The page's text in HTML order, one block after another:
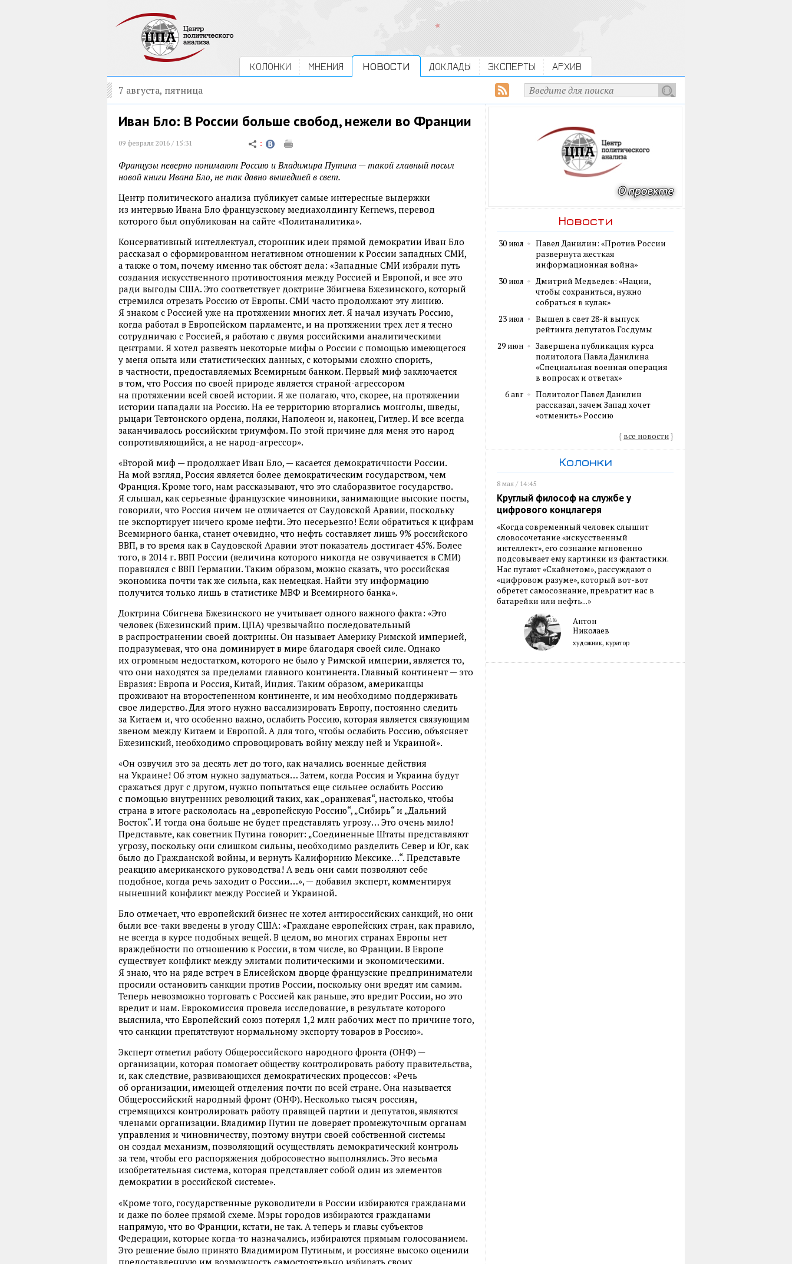
КОЛОНКИ МНЕНИЯ НОВОСТИ ДОКЛАДЫ ЭКСПЕРТЫ АРХИВ
7 августа, пятница
Иван Бло: В России больше свобод, нежели во Франции
09 февраля 2016 / 15:31
Французы неверно понимают Россию и Владимира Путина — такой главный посыл
новой книги Ивана Бло, не так давно вышедшей в свет.
Центр политического анализа публикует самые интересные выдержки
из интервью Ивана Бло французскому медиахолдингу Kernews, перевод
которого был опубликован на сайте «Политаналитика».
Консервативный интеллектуал, сторонник идеи прямой демократии Иван Бло
рассказал о сформированном негативном отношении к России западных СМИ,
а также о том, почему именно так обстоят дела: «Западные СМИ избрали путь
создания искусственного противостояния между Россией и Европой, и все это
ради выгоды США. Это соответствует доктрине Збигнева Бжезинского, который
стремился отрезать Россию от Европы. СМИ часто продолжают эту линию.
Я знаком с Россией уже на протяжении многих лет. Я начал изучать Россию,
когда работал в Европейском парламенте, и на протяжении трех лет я тесно
сотрудничаю с Россией, я работаю с двумя российскими аналитическими
центрами. Я хотел развеять некоторые мифы о России с помощью имеющегося
у меня опыта или статистических данных, с которыми сложно спорить,
в частности, предоставляемых Всемирным банком. Первый миф заключается
в том, что Россия по своей природе является страной-агрессором
на протяжении всей своей истории. Я же полагаю, что, скорее, на протяжении
истории нападали на Россию. На ее территорию вторгались монголы, шведы,
рыцари Тевтонского ордена, поляки, Наполеон и, наконец, Гитлер. И все всегда
заканчивалось российским триумфом. По этой причине для меня это народ
сопротивляющийся, а не народ-агрессор».
«Второй миф — продолжает Иван Бло, — касается демократичности России.
На мой взгляд, Россия является более демократическим государством, чем
Франция. Кроме того, нам рассказывают, что это слаборазвитое государство.
Я слышал, как серьезные французские чиновники, занимающие высокие посты,
говорили, что Россия ничем не отличается от Саудовской Аравии, поскольку
не экспортирует ничего кроме нефти. Это несерьезно! Если обратиться к цифрам
Всемирного банка, станет очевидно, что нефть составляет лишь 9% российского
ВВП, в то время как в Саудовской Аравии этот показатель достигает 45%. Более
того, в 2014 г. ВВП России (величина которого никогда не озвучивается в СМИ)
поравнялся с ВВП Германии. Таким образом, можно сказать, что российская
экономика почти так же сильна, как немецкая. Найти эту информацию
получится только лишь в статистике МВФ и Всемирного банка».
Доктрина Сбигнева Бжезинского не учитывает одного важного факта: «Это
человек (Бжезинский прим. ЦПА) чрезвычайно последовательный
в распространении своей доктрины. Он называет Америку Римской империей,
подразумевая, что она доминирует в мире благодаря своей силе. Однако
их огромным недостатком, которого не было у Римской империи, является то,
что они находятся за пределами главного континента. Главный континент — это
Евразия: Европа и Россия, Китай, Индия. Таким образом, американцы
проживают на второстепенном континенте, и им необходимо поддерживать
свое лидерство. Для этого нужно вассализировать Европу, постоянно следить
за Китаем и, что особенно важно, ослабить Россию, которая является связующим
звеном между Китаем и Европой. А для того, чтобы ослабить Россию, объясняет
Бжезинский, необходимо спровоцировать войну между ней и Украиной».
«Он озвучил это за десять лет до того, как начались военные действия
на Украине! Об этом нужно задуматься… Затем, когда Россия и Украина будут
сражаться друг с другом, нужно попытаться еще сильнее ослабить Россию
с помощью внутренних революций таких, как „оранжевая“, настолько, чтобы
страна в итоге раскололась на „европейскую Россию“, „Сибирь“ и „Дальний
Восток“. И тогда она больше не будет представлять угрозу… Это очень мило!
Представьте, как советник Путина говорит: „Соединенные Штаты представляют
угрозу, поскольку они слишком сильны, необходимо разделить Север и Юг, как
было до Гражданской войны, и вернуть Калифорнию Мексике…“. Представьте
реакцию американского руководства! А ведь они сами позволяют себе
подобное, когда речь заходит о России…», — добавил эксперт, комментируя
нынешний конфликт между Россией и Украиной.
Бло отмечает, что европейский бизнес не хотел антироссийских санкций, но они
были все-таки введены в угоду США: «Граждане европейских стран, как правило,
не всегда в курсе подобных вещей. В целом, во многих странах Европы нет
враждебности по отношению к России, в том числе, во Франции. В Европе
существует конфликт между элитами политическими и экономическими.
Я знаю, что на ряде встреч в Елисейском дворце французские предприниматели
просили остановить санкции против России, поскольку они вредят им самим.
Теперь невозможно торговать с Россией как раньше, это вредит России, но это
вредит и нам. Еврокомиссия провела исследование, в результате которого
выяснила, что Европейский союз потерял 1,2 млн рабочих мест по причине того,
что санкции препятствуют нормальному экспорту товаров в Россию».
Эксперт отметил работу Общероссийского народного фронта (ОНФ) —
организации, которая помогает обществу контролировать работу правительства,
и, как следствие, развивающихся демократических процессов: «Речь
об организации, имеющей отделения почти по всей стране. Она называется
Общероссийский народный фронт (ОНФ). Несколько тысяч россиян,
стремящихся контролировать работу правящей партии и депутатов, являются
членами организации. Владимир Путин не доверяет промежуточным органам
управления и чиновничеству, поэтому внутри своей собственной системы
он создал механизм, позволяющий осуществлять демократический контроль
за тем, чтобы его распоряжения добросовестно выполнялись. Это весьма
изобретательная система, которая представляет собой один из элементов
демократии в российской системе».
«Кроме того, государственные руководители в России избираются гражданами
и даже по более прямой схеме. Мэры городов избираются гражданами
напрямую, что во Франции, кстати, не так. А теперь и главы субъектов
Федерации, которые когда-то назначались, избираются прямым голосованием.
Это решение было принято Владимиром Путиным, и россияне высоко оценили
предоставленную им возможность самостоятельно избирать своих
Новости
30 июл
Павел Данилин: «Против России
развернута жесткая
информационная война»
30 июл
Дмитрий Медведев: «Нации,
чтобы сохраниться, нужно
собраться в кулак»
23 июл
Вышел в свет 28-й выпуск
рейтинга депутатов Госдумы
29 июн
Завершена публикация курса
политолога Павла Данилина
«Специальная военная операция
в вопросах и ответах»
6 авг
Политолог Павел Данилин
рассказал, зачем Запад хочет
«отменить» Россию
{ все новости}
Колонки
8 мая / 14:45
Круглый философ на службе у
цифрового концлагеря
«Когда современный человек слышит
словосочетание «искусственный
интеллект», его сознание мгновенно
подсовывает ему картинки из фантастики.
Нас пугают «Скайнетом», рассуждают о
«цифровом разуме», который вот-вот
обретет самосознание, превратит нас в
батарейки или нефть...»
Антон
Николаев
художник, куратор